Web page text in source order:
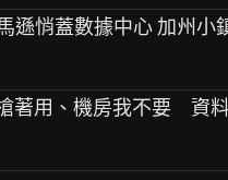
遜悄蓋數據中心 加州小
著用、機房我不要 資